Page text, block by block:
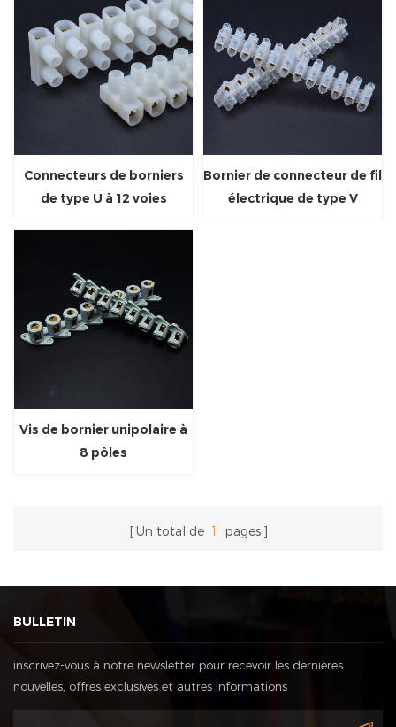
Connecteurs de borniers
de type U à 12 voies
Bornier de connecteur de fil
électrique de type V
Vis de bornier unipolaire à
8 pôles
Un total de 1 pages
BULLETIN
inscrivez-vous à notre newsletter pour recevoir les dernières
nouvelles, offres exclusives et autres informations